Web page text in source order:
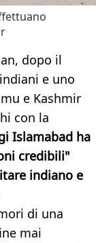
dopo il
e uno
e Kashmir
con la
Islamabad ha
credibili"
indiano e
di una
mai